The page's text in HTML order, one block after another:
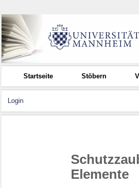
Startseite Stöbern
Login
Elemente